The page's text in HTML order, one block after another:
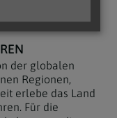
mit den
der globalen
Regionen,
erlebe das Land
Für die